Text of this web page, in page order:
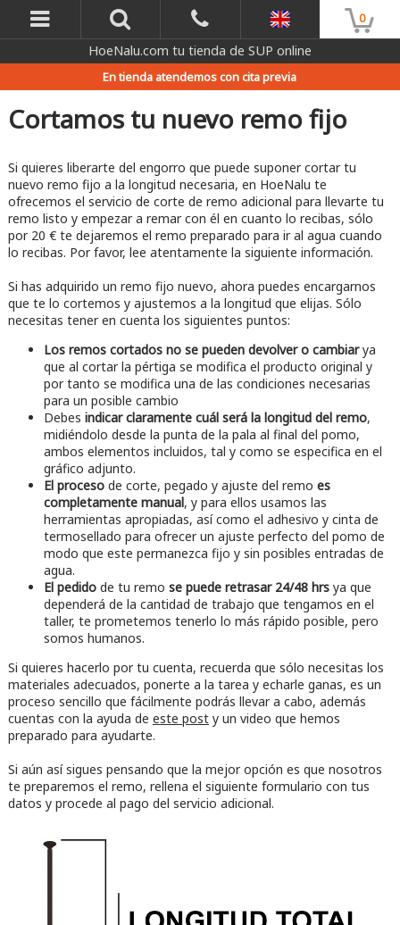
0
HoeNalu.com tu tienda de SUP online
En tienda atendemos con cita previa
Cortamos tu nuevo remo fijo
Si quieres liberarte del engorro que puede suponer cortar tu
nuevo remo fijo a la longitud necesaria, en HoeNalu te
ofrecemos el servicio de corte de remo adicional para llevarte tu
remo listo y empezar a remar con él en cuanto lo recibas, sólo
por 20 € te dejaremos el remo preparado para ir al agua cuando
lo recibas. Por favor, lee atentamente la siguiente información.
Si has adquirido un remo fijo nuevo, ahora puedes encargarnos
que te lo cortemos y ajustemos a la longitud que elijas. Sólo
necesitas tener en cuenta los siguientes puntos:
Los remos cortados no se pueden devolver o cambiarya
que al cortar la pértiga se modifica el producto original y
por tanto se modifica una de las condiciones necesarias
para un posible cambio
Debes indicar claramente cuál será la longitud del remo,
midiéndolo desde la punta de la pala al final del pomo,
ambos elementos incluidos, tal y como se especifica en el
gráfico adjunto.
El procesode corte, pegado y ajuste del remo es
completamente manual, y para ellos usamos las
herramientas apropiadas, así como el adhesivo y cinta de
termosellado para ofrecer un ajuste perfecto del pomo de
modo que este permanezca fijo y sin posibles entradas de
agua.
El pedidode tu remo se puede retrasar 24/48 hrsya que
dependerá de la cantidad de trabajo que tengamos en el
taller, te prometemos tenerlo lo más rápido posible, pero
somos humanos.
Si quieres hacerlo por tu cuenta, recuerda que sólo necesitas los
materiales adecuados, ponerte a la tarea y echarle ganas, es un
proceso sencillo que fácilmente podrás llevar a cabo, además
cuentas con la ayuda de este posty un video que hemos
preparado para ayudarte.
Si aún así sigues pensando que la mejor opción es que nosotros
te preparemos el remo, rellena el siguiente formulario con tus
datos y procede al pago del servicio adicional.